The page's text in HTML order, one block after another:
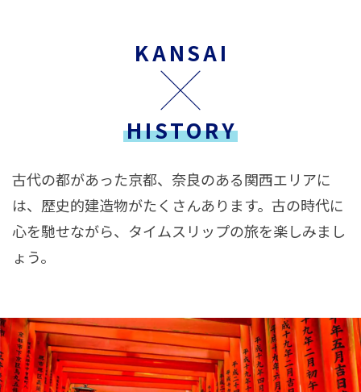
KANSAI
HISTORY
古代の都があった京都、奈良のある関西エリアに
は、歴史的建造物がたくさんあります。古の時代に
心を馳せながら、タイムスリップの旅を楽しみまし
ょう。